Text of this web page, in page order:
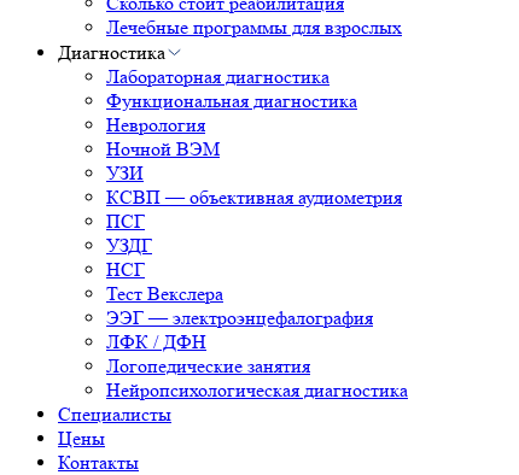
Лечебные программы для взрослых
Диагностика
Лабораторная диагностика
Функциональная диагностика
Неврология
Ночной ВЭМ
УЗИ
КСВП — объективная аудиометрия
ПСГ
УЗДГ
НСГ
Тест Векслера
ЭЭГ — электроэнцефалография
ЛФК / ДФН
Логопедические занятия
Нейропсихологическая диагностика
Специалисты
Цены
Контакты